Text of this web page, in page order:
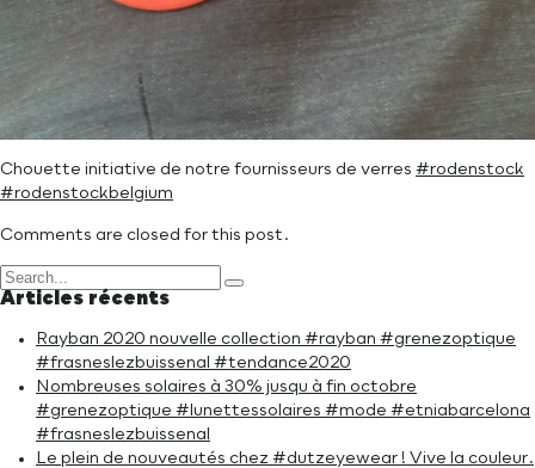
Chouette initiative de notre fournisseurs de verres #rodenstock
#rodenstockbelgium
Comments are closed for this post.
Articles récents
Rayban 2020 nouvelle collection #rayban #grenezoptique
#frasneslezbuissenal #tendance2020
Nombreuses solaires à 30% jusqu à fin octobre
#grenezoptique #lunettessolaires #mode #etniabarcelona
#frasneslezbuissenal
Le plein de nouveautés chez #dutzeyewear ! Vive la couleur.